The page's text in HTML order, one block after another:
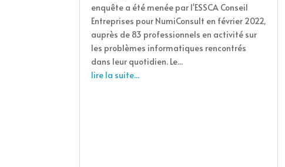
enquête a été menée par l'ESSCA Conseil
Entreprises pour NumiConsult en février 2022,
auprès de 83 professionnels en activité sur
les problèmes informatiques rencontrés
dans leur quotidien. Le...
lire la suite...